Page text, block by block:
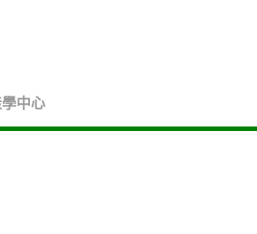
中心